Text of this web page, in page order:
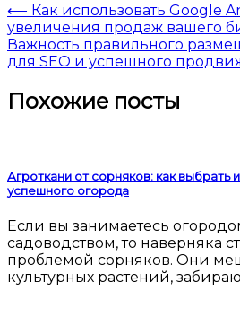
⟵ Как использовать Google
увеличения продаж вашего
Важность правильного
для SEO и успешного
Похожие посты
Агроткани от сорняков: как выбрать
успешного огорода
Если вы занимаетесь огородом или
садоводством, то наверняка
проблемой сорняков. Они
культурных растений,